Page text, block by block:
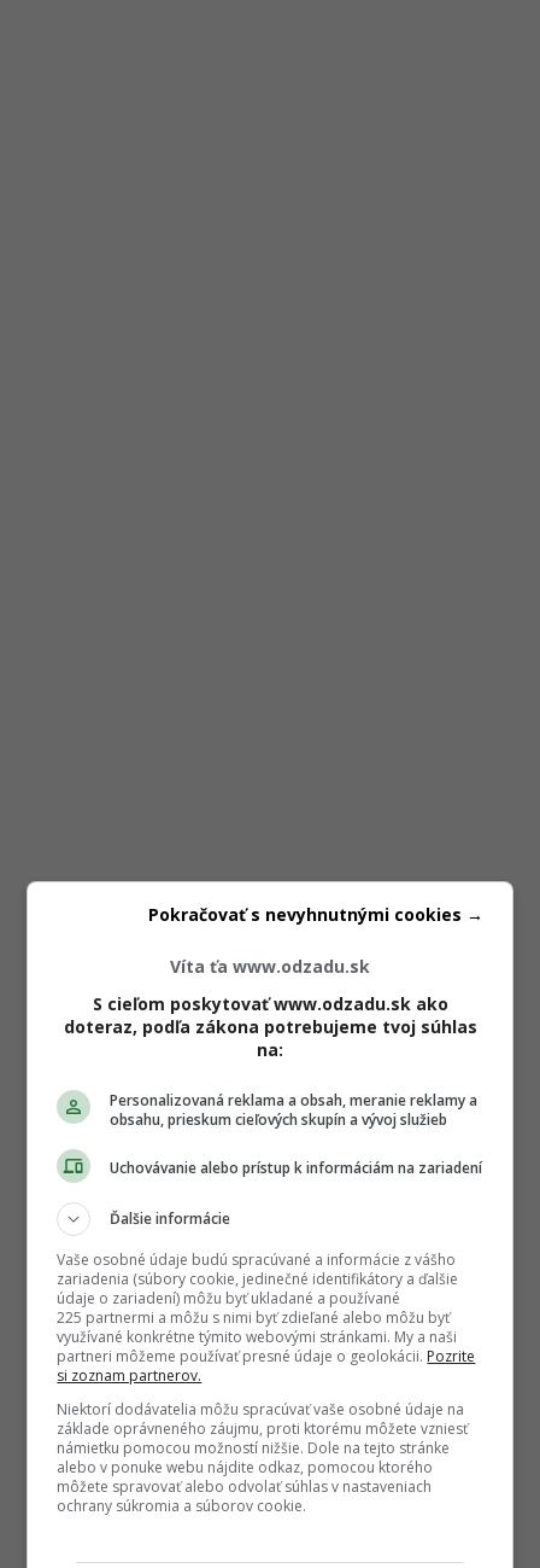
Víta ťa www.odzadu.sk
S cieľom poskytovať www.odzadu.sk ako
doteraz, podľa zákona potrebujeme tvoj súhlas
na:
Personalizovaná reklama a obsah, meranie reklamy a
obsahu, prieskum cieľových skupín a vývoj služieb
Uchovávanie alebo prístup k informáciám na zariadení
Ďalšie informácie
Vaše osobné údaje budú spracúvané a informácie z vášho
zariadenia (súbory cookie, jedinečné identifikátory a ďalšie
údaje o zariadení) môžu byť ukladané a používané
225 partnermi a môžu s nimi byť zdieľané alebo môžu byť
využívané konkrétne týmito webovými stránkami. My a naši
partneri môžeme používať presné údaje o geolokácii. Pozrite
si zoznam partnerov.
Niektorí dodávatelia môžu spracúvať vaše osobné údaje na
základe oprávneného záujmu, proti ktorému môžete vzniesť
námietku pomocou možností nižšie. Dole na tejto stránke
alebo v ponuke webu nájdite odkaz, pomocou ktorého
môžete spravovať alebo odvolať súhlas v nastaveniach
ochrany súkromia a súborov cookie.
Pokračovať s nevyhnutnými cookies →